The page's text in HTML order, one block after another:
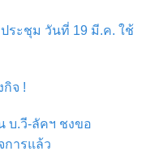
ระชุม วันที่ 19 มี.ค. ใช้
จ !
บ.วี-ลัคฯ ชงขอ
การแล้ว